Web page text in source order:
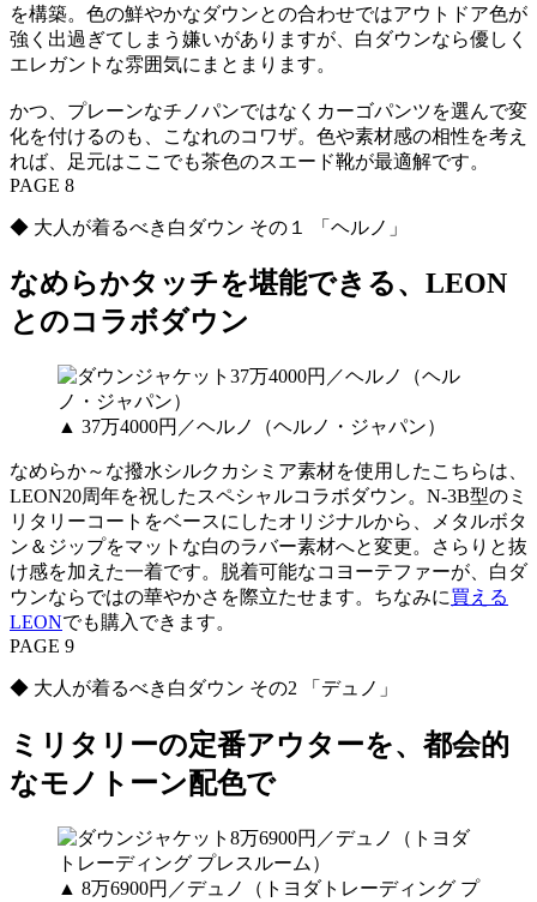
を構築。色の鮮やかなダウンとの合わせではアウトドア色が
強く出過ぎてしまう嫌いがありますが、白ダウンなら優しく
エレガントな雰囲気にまとまります。
かつ、プレーンなチノパンではなくカーゴパンツを選んで変
化を付けるのも、こなれのコワザ。色や素材感の相性を考え
れば、足元はここでも茶色のスエード靴が最適解です。
PAGE 8
◆ 大人が着るべき白ダウン その１ 「ヘルノ」
なめらかタッチを堪能できる、LEON
とのコラボダウン
▲ 37万4000円／ヘルノ（ヘルノ・ジャパン）
なめらか～な撥水シルクカシミア素材を使用したこちらは、
LEON20周年を祝したスペシャルコラボダウン。N-3B型のミ
リタリーコートをベースにしたオリジナルから、メタルボタ
ン＆ジップをマットな白のラバー素材へと変更。さらりと抜
け感を加えた一着です。脱着可能なコヨーテファーが、白ダ
ウンならではの華やかさを際立たせます。ちなみに買える
LEONでも購入できます。
PAGE 9
◆ 大人が着るべき白ダウン その2 「デュノ」
ミリタリーの定番アウターを、都会的
なモノトーン配色で
▲ 8万6900円／デュノ（トヨダトレーディング プ